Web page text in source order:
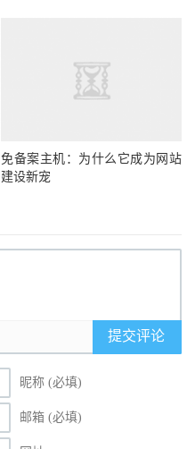
免备案主机：为什么它成为网站
建设新宠
提交评论
昵称 (必填)
邮箱 (必填)